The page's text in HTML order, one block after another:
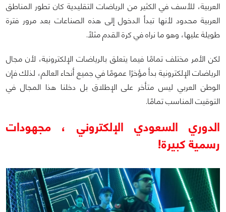
العربية، للأسف في الكثير من الرياضات التقليدية كان تطور المناطق
العربية محدود لأنها تبدأ الدخول إلى هذه الصناعات بعد مرور فترة
طويلة عليها، وهو ما نراه في كرة القدم مثلًا.
لكن الأمر مختلف تمامًا فيما يتعلق بالرياضات الإلكترونية، لأن مجال
الرياضات الإلكترونية بدأ مؤخرًا عمومًا في جميع أنحاء العالم، لذلك فإن
الوطن العربي ليس متأخر على الإطلاق بل دخلنا هذا المجال في
التوقيت المناسب تمامًا.
الدوري السعودي الإلكتروني ، مجهودات
رسمية كبيرة!